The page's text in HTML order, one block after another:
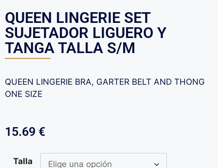
QUEEN LINGERIE SET
SUJETADOR LIGUERO Y
TANGA TALLA S/M
QUEEN LINGERIE BRA, GARTER BELT AND THONG
ONE SIZE
15.69 €
Talla